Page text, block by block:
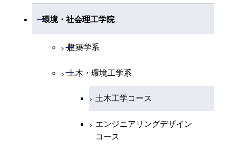
エネルギー・情報コース
物質・情報卓越コース
地球生命コース
エンジニアリングデザイン
ース
原子核工学コース
人間医療科学技術コース
エネルギーコース
エネルギー・情報コース
ライフエンジニアリングコ
人間医療科学技術コース
情報通信コース
エンジニアリングデザイン
ース
人間医療科学技術コース
経営工学系
開閉
経営工学コース
エンジニアリングデザイン
専門科目
エネルギーコース
ース
原子核工学コース
人間医療科学技術コース
応用化学コース
ース
原子核工学コース
専門科目
ース
知能情報コース
エネルギー・情報コース
生命理工学系
開閉
生命理工学コース
ライフエンジニアリングコ
人間医療科学技術コース
専門科目
環境・社会理工学院
開閉
建築学系
開閉
建築学コース
エンジニアリングデザイン
都市・環境学コース
土木・環境工学系
開閉
土木工学コース
エンジニアリングデザイン
コース